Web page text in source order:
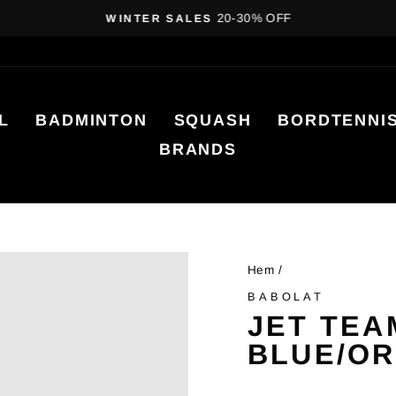
WINTER SALES 20-30% OFF
BADMINTON SQUASH
BRANDS
Hem /
BABOLAT
JET
BLUE/